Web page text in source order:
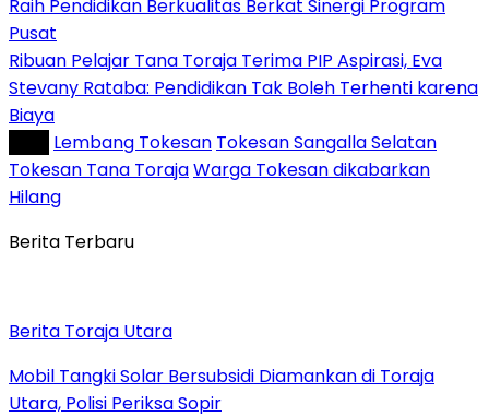
Raih Pendidikan Berkualitas Berkat Sinergi Program
Pusat
Ribuan Pelajar Tana Toraja Terima PIP Aspirasi, Eva
Stevany Rataba: Pendidikan Tak Boleh Terhenti karena
Biaya
Lembang Tokesan Tokesan Sangalla Selatan
Tokesan Tana TorajaWarga Tokesan dikabarkan
Hilang
Berita Terbaru
Berita Toraja Utara
Mobil Tangki Solar Bersubsidi Diamankan di Toraja
Utara, Polisi Periksa Sopir